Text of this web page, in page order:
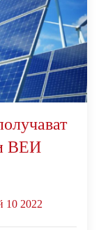
ВЕИ
10 2022